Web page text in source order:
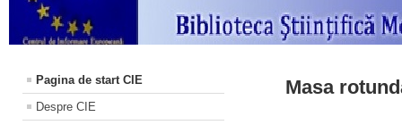
Pagina de start CIE
Despre CIE
Masa